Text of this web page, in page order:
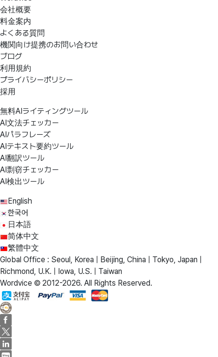
会社概要
料金案内
よくある質問
機関向け提携のお問い合わせ
ブログ
利用規約
プライバシーポリシー
採用
無料AIライティングツール
AI文法チェッカー
AIパラフレーズ
AIテキスト要約ツール
AI翻訳ツール
AI剽窃チェッカー
AI検出ツール
English
한국어
日本語
简体中文
繁體中文
Global Office : Seoul, Korea | Beijing, China | Tokyo, Japan |
Richmond, U.K. | Iowa, U.S. | Taiwan
Wordvice © 2012-2026. All Rights Reserved.